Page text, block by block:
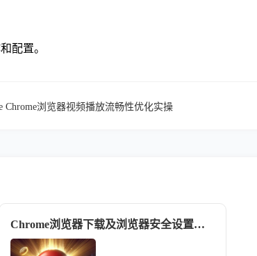
配置。
Chrome浏览器视频播放流畅性优化实操
Chrome浏览器下载及浏览器安全设置指南